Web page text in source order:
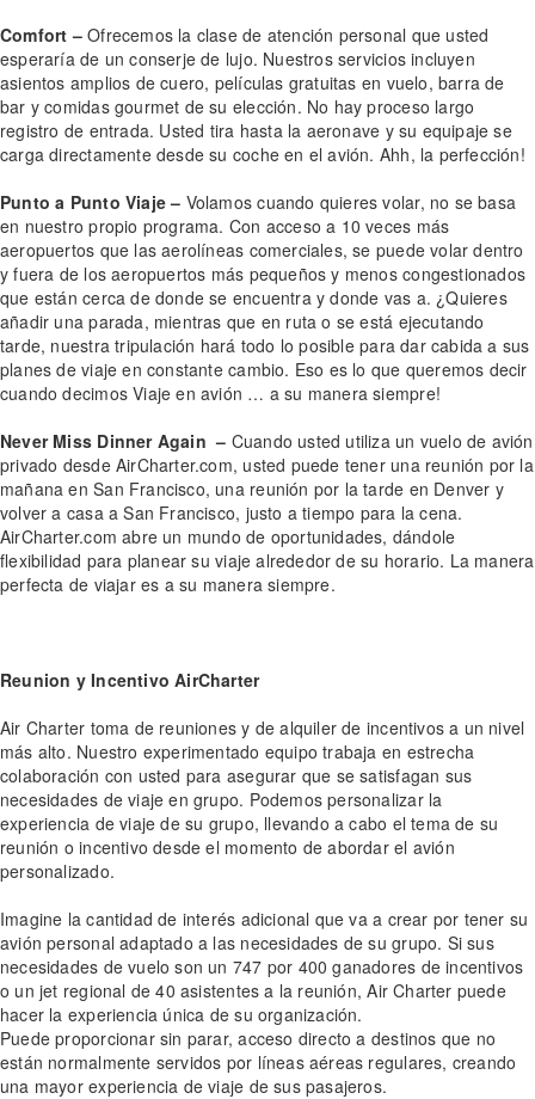
Comfort –Ofrecemos la clase de atención personal que usted
esperaría de un conserje de lujo. Nuestros servicios incluyen
asientos amplios de cuero, películas gratuitas en vuelo, barra de
bar y comidas gourmet de su elección. No hay proceso largo
registro de entrada. Usted tira hasta la aeronave y su equipaje se
carga directamente desde su coche en el avión. Ahh, la perfección!
Punto a Punto Viaje – Volamos cuando quieres volar, no se basa
en nuestro propio programa. Con acceso a 10 veces más
aeropuertos que las aerolíneas comerciales, se puede volar dentro
y fuera de los aeropuertos más pequeños y menos congestionados
que están cerca de donde se encuentra y donde vas a. ¿Quieres
añadir una parada, mientras que en ruta o se está ejecutando
tarde, nuestra tripulación hará todo lo posible para dar cabida a sus
planes de viaje en constante cambio. Eso es lo que queremos decir
cuando decimos Viaje en avión … a su manera siempre!
Never Miss Dinner Again – Cuando usted utiliza un vuelo de avión
privado desde AirCharter.com, usted puede tener una reunión por la
mañana en San Francisco, una reunión por la tarde en Denver y
volver a casa a San Francisco, justo a tiempo para la cena.
AirCharter.com abre un mundo de oportunidades, dándole
flexibilidad para planear su viaje alrededor de su horario. La manera
perfecta de viajar es a su manera siempre.
Reunion y Incentivo AirCharter
Air Charter toma de reuniones y de alquiler de incentivos a un nivel
más alto. Nuestro experimentado equipo trabaja en estrecha
colaboración con usted para asegurar que se satisfagan sus
necesidades de viaje en grupo. Podemos personalizar la
experiencia de viaje de su grupo, llevando a cabo el tema de su
reunión o incentivo desde el momento de abordar el avión
personalizado.
Imagine la cantidad de interés adicional que va a crear por tener su
avión personal adaptado a las necesidades de su grupo. Si sus
necesidades de vuelo son un 747 por 400 ganadores de incentivos
o un jet regional de 40 asistentes a la reunión, Air Charter puede
hacer la experiencia única de su organización.
Puede proporcionar sin parar, acceso directo a destinos que no
están normalmente servidos por líneas aéreas regulares, creando
una mayor experiencia de viaje de sus pasajeros.